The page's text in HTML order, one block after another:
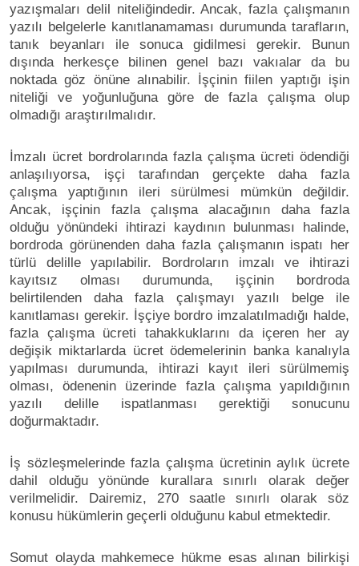
yazışmaları delil niteliğindedir. Ancak, fazla çalışmanın
yazılı belgelerle kanıtlanamaması durumunda tarafların,
tanık beyanları ile sonuca gidilmesi gerekir. Bunun
dışında herkesçe bilinen genel bazı vakıalar da bu
noktada göz önüne alınabilir. İşçinin fiilen yaptığı işin
niteliği ve yoğunluğuna göre de fazla çalışma olup
olmadığı araştırılmalıdır.
İmzalı ücret bordrolarında fazla çalışma ücreti ödendiği
anlaşılıyorsa, işçi tarafından gerçekte daha fazla
çalışma yaptığının ileri sürülmesi mümkün değildir.
Ancak, işçinin fazla çalışma alacağının daha fazla
olduğu yönündeki ihtirazi kaydının bulunması halinde,
bordroda görünenden daha fazla çalışmanın ispatı her
türlü delille yapılabilir. Bordroların imzalı ve ihtirazi
kayıtsız olması durumunda, işçinin bordroda
belirtilenden daha fazla çalışmayı yazılı belge ile
kanıtlaması gerekir. İşçiye bordro imzalatılmadığı halde,
fazla çalışma ücreti tahakkuklarını da içeren her ay
değişik miktarlarda ücret ödemelerinin banka kanalıyla
yapılması durumunda, ihtirazi kayıt ileri sürülmemiş
olması, ödenenin üzerinde fazla çalışma yapıldığının
yazılı delille ispatlanması gerektiği sonucunu
doğurmaktadır.
İş sözleşmelerinde fazla çalışma ücretinin aylık ücrete
dahil olduğu yönünde kurallara sınırlı olarak değer
verilmelidir. Dairemiz, 270 saatle sınırlı olarak söz
konusu hükümlerin geçerli olduğunu kabul etmektedir.
Somut olayda mahkemece hükme esas alınan bilirkişi